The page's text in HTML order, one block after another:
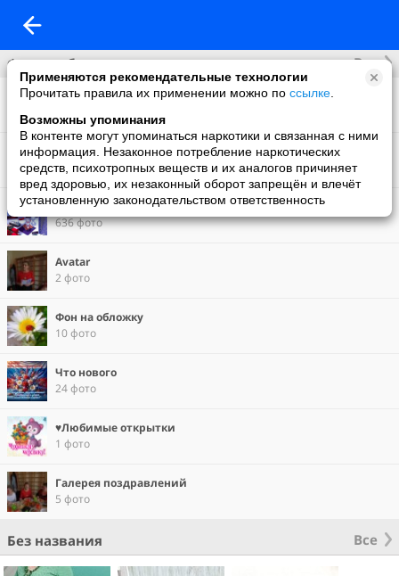
Применяются рекомендательные технологии
Прочитать правила их применении можно по ссылке
Возможны упоминания
В контенте могут упоминаться наркотики и связанная с ними
информация. Незаконное потребление наркотических
средств, психотропных веществ и их аналогов причиняет
вред здоровью, их незаконный оборот запрещён и влечёт
установленную законодательством ответственность
Фотоальбомы Все
Фото со мной
Избранное
97 фото
Анимация
636 фото
Avatar
2 фото
Фон на обложку
10 фото
Что нового
24 фото
♥Любимые открытки
1 фото
Галерея поздравлений
5 фото
Без названия Все